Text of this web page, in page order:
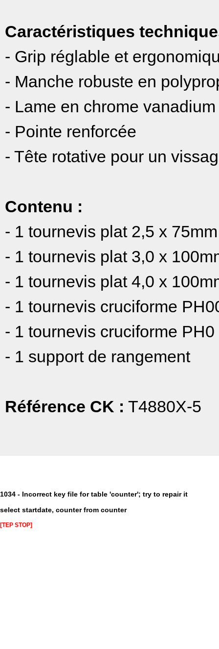
Caractéristiques
- Grip réglable et
- Manche robuste en
- Lame en chrome vanadium
- Pointe renforcée
- Tête rotative pour un
Contenu :
- 1 tournevis plat 2,5 x
- 1 tournevis plat 3,0 x
- 1 tournevis plat 4,0 x
- 1 tournevis cruciforme
- 1 tournevis cruciforme
- 1 support de rangement
Référence CK : T4880X-5
1034 - Incorrect key file for table 'counter'; try to repair it
select startdate, counter from counter
[TEP STOP]